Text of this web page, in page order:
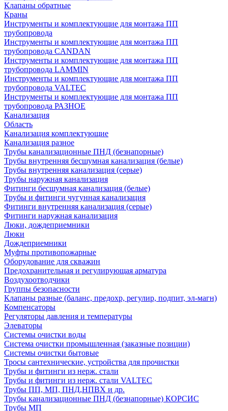
Клапаны обратные
Краны
Инструменты и комплектующие для монтажа ПП
трубопровода
Инструменты и комплектующие для монтажа ПП
трубопровода CANDAN
Инструменты и комплектующие для монтажа ПП
трубопровода LAMMIN
Инструменты и комплектующие для монтажа ПП
трубопровода VALTEC
Инструменты и комплектующие для монтажа ПП
трубопровода РАЗНОЕ
Канализация
Область
Канализация комплектующие
Канализация разное
Трубы канализационные ПНД (безнапорные)
Трубы внутренняя бесшумная канализация (белые)
Трубы внутренняя канализация (серые)
Трубы наружная канализация
Фитинги бесшумная канализация (белые)
Трубы и фитинги чугунная канализация
Фитинги внутренняя канализация (серые)
Фитинги наружная канализация
Люки, дождеприемники
Люки
Дождеприемники
Муфты противопожарные
Оборудование для скважин
Предохранительная и регулирующая арматура
Воздухоотводчики
Группы безопасности
Клапаны разные (баланс, предохр, регулир, подпит, эл-магн)
Компенсаторы
Регуляторы давления и температуры
Элеваторы
Системы очистки воды
Система очистки промышленная (заказные позиции)
Системы очистки бытовые
Тросы сантехнические, устройства для прочистки
Трубы и фитинги из нерж. стали
Трубы и фитинги из нерж. стали VALTEC
Трубы ПП, МП, ПНД,НПВХ и др.
Трубы канализационные ПНД (безнапорные) КОРСИС
Трубы МП